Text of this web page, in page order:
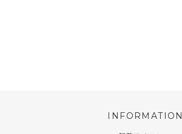
INFORMATION